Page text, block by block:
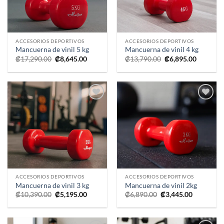
ACCESORIOS DEPORTIVOS
Mancuerna de vinil 5 kg
₡17,290.00 El
precio
original
₡17,290.00.
₡8,645.00El
actual
₡8,645.00.
ACCESORIOS DEPORTIVOS
Mancuerna de vinil 4 kg
₡13,790.00 El
precio
original
₡13,790.00.
₡6,895.00El
actual
Añadir
a la
lista de
deseos
ACCESORIOS DEPORTIVOS
Mancuerna de vinil 3 kg
₡10,390.00 El
precio
original
₡10,390.00.
₡5,195.00El
actual
₡5,195.00.
lista de
deseos
ACCESORIOS DEPORTIVOS
Mancuerna de vinil 2kg
₡6,890.00 El
precio
original
₡6,890.00.
₡3,445.00El
actual